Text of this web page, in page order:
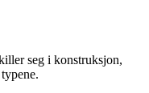
seg i konstruksjon,